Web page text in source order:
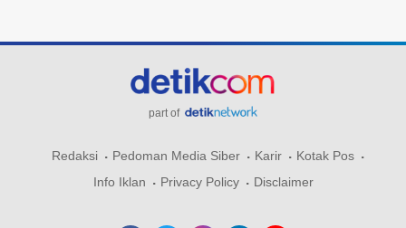
part of
Redaksi Pedoman Media Siber Karir
Kotak Pos
Info Iklan
Privacy Policy Disclaimer